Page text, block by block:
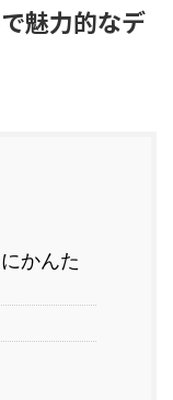
魅力的なデ
かんた